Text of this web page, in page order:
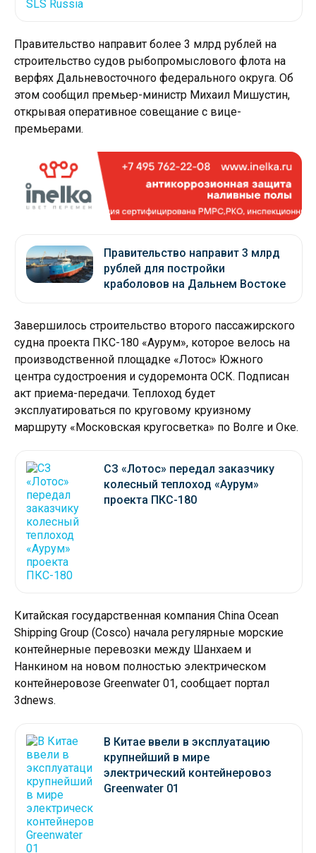
Правительство направит более 3 млрд рублей на
строительство судов рыбопромыслового флота на
верфях Дальневосточного федерального округа. Об
этом сообщил премьер-министр Михаил Мишустин,
открывая оперативное совещание с вице-
премьерами.
Правительство направит 3 млрд
рублей для постройки
краболовов на Дальнем Востоке
Завершилось строительство второго пассажирского
судна проекта ПКС-180 «Аурум», которое велось на
производственной площадке «Лотос» Южного
центра судостроения и судоремонта ОСК. Подписан
акт приема-передачи. Теплоход будет
эксплуатироваться по круговому круизному
маршруту «Московская кругосветка» по Волге и Оке.
СЗ «Лотос» передал заказчику
колесный теплоход «Аурум»
проекта ПКС-180
Китайская государственная компания China Ocean
Shipping Group (Cosco) начала регулярные морские
контейнерные перевозки между Шанхаем и
Нанкином на новом полностью электрическом
контейнеровозе Greenwater 01, сообщает портал
3dnews.
В Китае ввели в эксплуатацию
крупнейший в мире
электрический контейнеровоз
Greenwater 01